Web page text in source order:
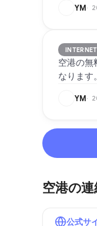
YM
INTERNET
空港の無
なります。
YM
空港の
公式サ